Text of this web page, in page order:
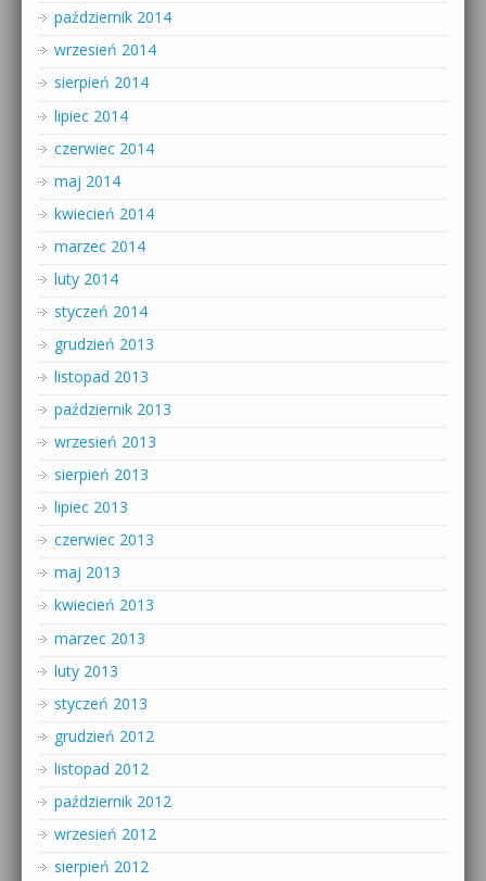
październik 2014
wrzesień 2014
sierpień 2014
lipiec 2014
czerwiec 2014
maj 2014
kwiecień 2014
marzec 2014
luty 2014
styczeń 2014
grudzień 2013
listopad 2013
październik 2013
wrzesień 2013
sierpień 2013
lipiec 2013
czerwiec 2013
maj 2013
kwiecień 2013
marzec 2013
luty 2013
styczeń 2013
grudzień 2012
listopad 2012
październik 2012
wrzesień 2012
sierpień 2012